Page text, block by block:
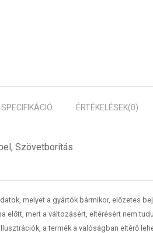
SPECIFIKÁCIÓ ÉRTÉKELÉSEK(0)
Szövetborítás
melyet a gyártók bármikor, előzetes
előtt, mert a változásért, eltérésért nem
a termék a valóságban eltérő